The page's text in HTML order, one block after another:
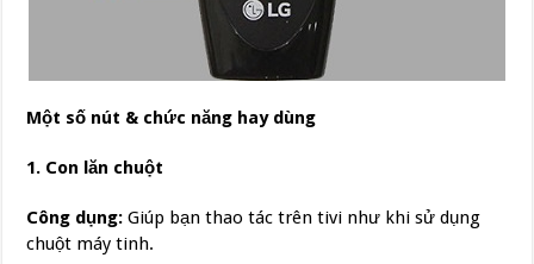
Một số nút & chức năng hay dùng
1. Con lăn chuột
Công dụng: Giúp bạn thao tác trên tivi như khi sử dụng
chuột máy tinh.